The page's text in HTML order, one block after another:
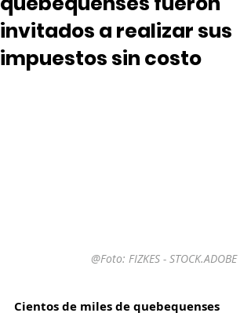
invitados a realizar sus
impuestos sin costo
@Foto: FIZKES - STOCK.ADOBE
Cientos de miles de quebequenses